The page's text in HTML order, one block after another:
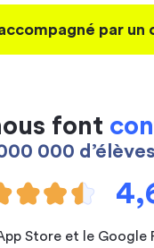
par un
font
000
Store et le Google